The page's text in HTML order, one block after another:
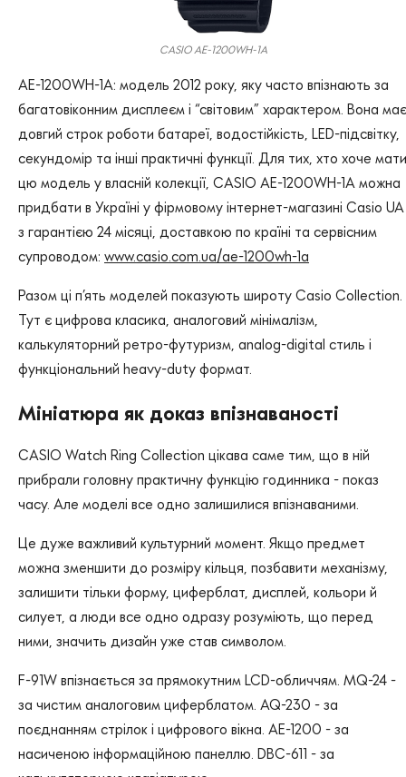
CASIO AE-1200WH-1A
AE-1200WH-1A: модель 2012 року, яку часто впізнають за
багатовіконним дисплеєм і “світовим” характером. Вона має
довгий строк роботи батареї, водостійкість, LED-підсвітку,
секундомір та інші практичні функції. Для тих, хто хоче мати
цю модель у власній колекції, CASIO AE-1200WH-1A можна
придбати в Україні у фірмовому інтернет-магазині Casio UA
з гарантією 24 місяці, доставкою по країні та сервісним
супроводом: www.casio.com.ua/ae-1200wh-1a
Разом ці п’ять моделей показують широту Casio Collection.
Тут є цифрова класика, аналоговий мінімалізм,
калькуляторний ретро-футуризм, analog-digital стиль і
функціональний heavy-duty формат.
Мініатюра як доказ впізнаваності
CASIO Watch Ring Collection цікава саме тим, що в ній
прибрали головну практичну функцію годинника - показ
часу. Але моделі все одно залишилися впізнаваними.
Це дуже важливий культурний момент. Якщо предмет
можна зменшити до розміру кільця, позбавити механізму,
залишити тільки форму, циферблат, дисплей, кольори й
силует, а люди все одно одразу розуміють, що перед
ними, значить дизайн уже став символом.
F-91W впізнається за прямокутним LCD-обличчям. MQ-24 -
за чистим аналоговим циферблатом. AQ-230 - за
поєднанням стрілок і цифрового вікна. AE-1200 - за
насиченою інформаційною панеллю. DBC-611 - за